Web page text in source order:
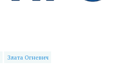
Злата Огневич